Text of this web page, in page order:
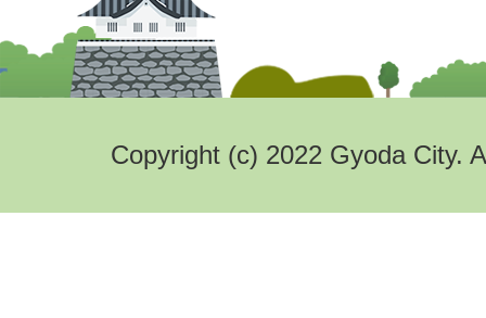
Copyright (c) 2022 Gyoda City.